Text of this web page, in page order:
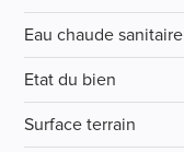
Eau chaude sanitaire
Etat du bien
Surface terrain